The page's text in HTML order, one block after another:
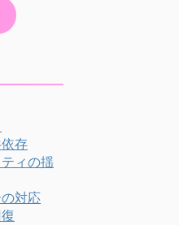
存
ィの揺
対応